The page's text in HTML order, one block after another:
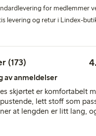
for medlemmer
levering og retur i Lindex-
(173)
av anmeldelser
skjørtet er komfortabelt
lett stoff som
at lengden er litt lang,
midjen kunne vært